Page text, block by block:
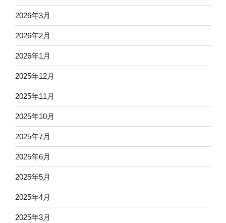
2026年3月
2026年2月
2026年1月
2025年12月
2025年11月
2025年10月
2025年7月
2025年6月
2025年5月
2025年4月
2025年3月